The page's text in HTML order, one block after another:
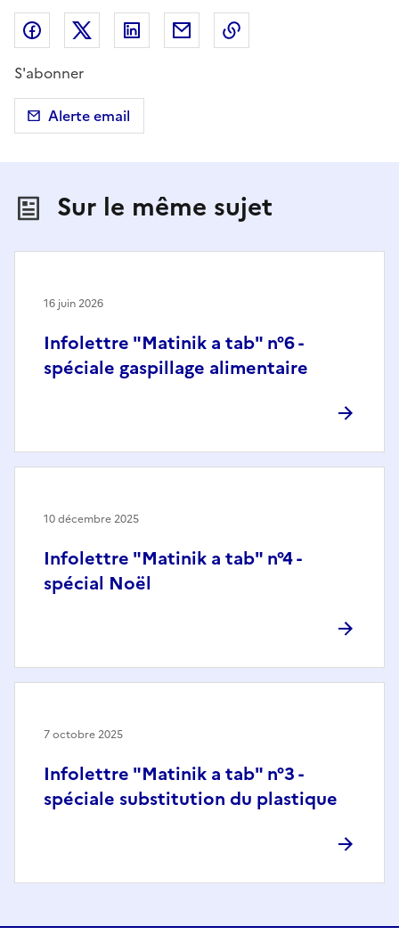
Partager sur Facebook
Partager sur X (anciennement Twitter)
Partager sur LinkedIn
Partager par email
S'abonner
Alerte email
Sur le même sujet
Infolettre "Matinik a tab" n°6 -
spéciale gaspillage alimentaire
16 juin 2026
Infolettre "Matinik a tab" n°4 -
spécial Noël
10 décembre 2025
Infolettre "Matinik a tab" n°3 -
spéciale substitution du plastique
7 octobre 2025